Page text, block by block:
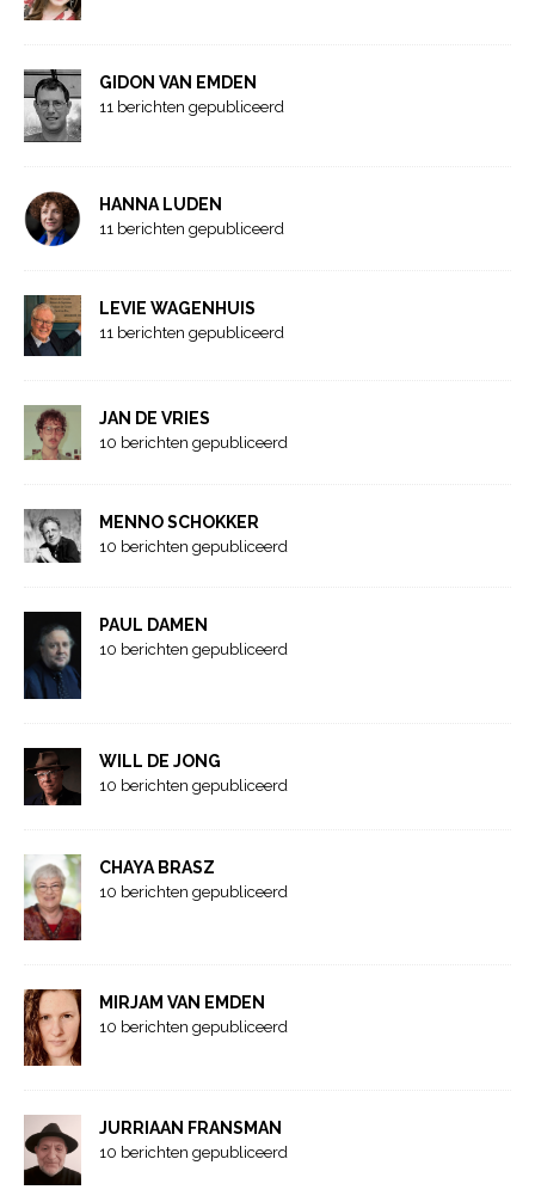
GIDON VAN EMDEN
11 berichten gepubliceerd
HANNA LUDEN
11 berichten gepubliceerd
LEVIE WAGENHUIS
11 berichten gepubliceerd
JAN DE VRIES
10 berichten gepubliceerd
MENNO SCHOKKER
10 berichten gepubliceerd
PAUL DAMEN
10 berichten gepubliceerd
WILL DE JONG
10 berichten gepubliceerd
CHAYA BRASZ
10 berichten gepubliceerd
MIRJAM VAN EMDEN
10 berichten gepubliceerd
JURRIAAN FRANSMAN
10 berichten gepubliceerd